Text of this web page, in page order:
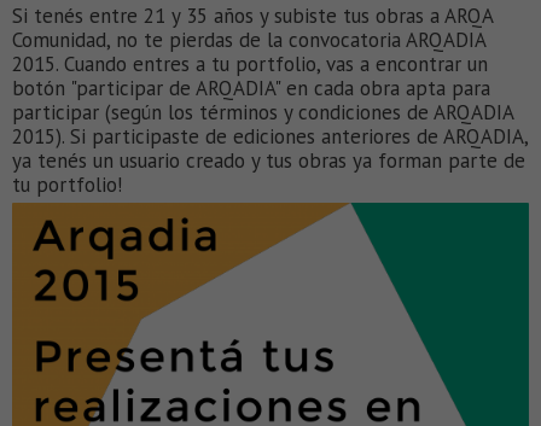
Si tenés entre 21 y 35 años y subiste tus obras a ARQA
Comunidad, no te pierdas de la convocatoria ARQADIA
2015. Cuando entres a tu portfolio, vas a encontrar un
botón "participar de ARQADIA" en cada obra apta para
participar (según los términos y condiciones de ARQADIA
2015). Si participaste de ediciones anteriores de ARQADIA,
ya tenés un usuario creado y tus obras ya forman parte de
tu portfolio!